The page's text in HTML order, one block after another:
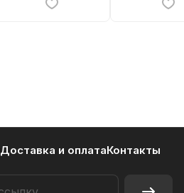
Доставка и оплатаКонтакты